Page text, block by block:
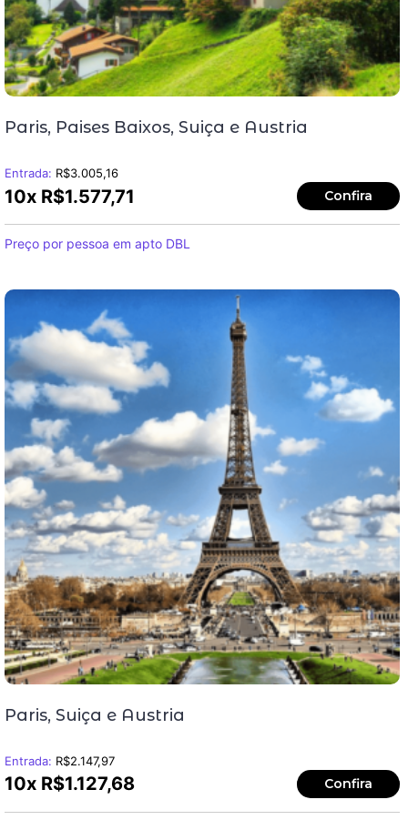
Paris, Paises Baixos, Suiça e Austria
Entrada: R$3.005,16
10x R$1.577,71 Confira
Preço por pessoa em apto DBL
Paris, Suiça e Austria
Entrada: R$2.147,97
10x R$1.127,68 Confira